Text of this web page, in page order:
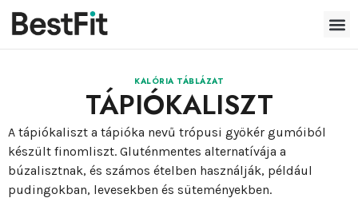
KALÓRIA TÁBLÁZAT
TÁPIÓKALISZT
A tápiókaliszt a tápióka nevű trópusi gyökér gumóiból
készült finomliszt. Gluténmentes alternatívája a
búzalisztnak, és számos ételben használják, például
pudingokban, levesekben és süteményekben.